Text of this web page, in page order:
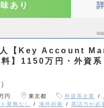
あり
掲
人【Key Account
】1150万円・外資系
円 東京都 外資系企業
業務なし 海外折衝 英語力が必